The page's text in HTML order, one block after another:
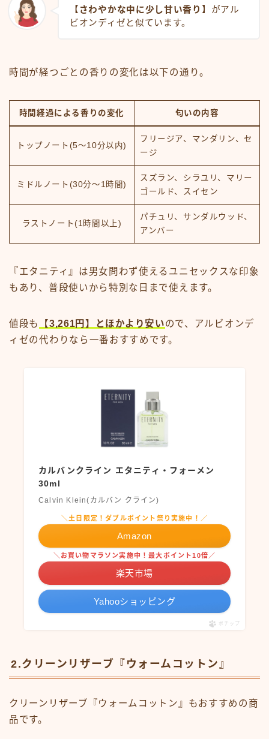
【さわやかな中に少し甘い香り】 がアル
ビオンディゼと似ています。
時間が経つごとの香りの変化は以下の通り。
時間経過による香りの変化 匂いの内容
トップノート(5～10分以内)
フリージア、マンダリン、セ
ージ
ミドルノート(30分～1時間)
スズラン、シラユリ、マリー
ゴールド、スイセン
ラストノート(1時間以上)
パチュリ、サンダルウッド、
アンバー
『エタニティ』は男女問わず使えるユニセックスな印象
もあり、普段使いから特別な日まで使えます。
値段も 【3,261円】とほかより安いので、アルビオンデ
ィゼの代わりなら一番おすすめです。
カルバンクライン エタニティ・フォーメン
30ml
Calvin Klein(カルバン クライン)
＼土日限定！ダブルポイント祭り実施中！／
Amazon
＼お買い物マラソン実施中！最大ポイント10倍／
楽天市場
Yahooショッピング
ポチップ
2.クリーンリザーブ『ウォームコットン』
クリーンリザーブ『ウォームコットン』もおすすめの商
品です。